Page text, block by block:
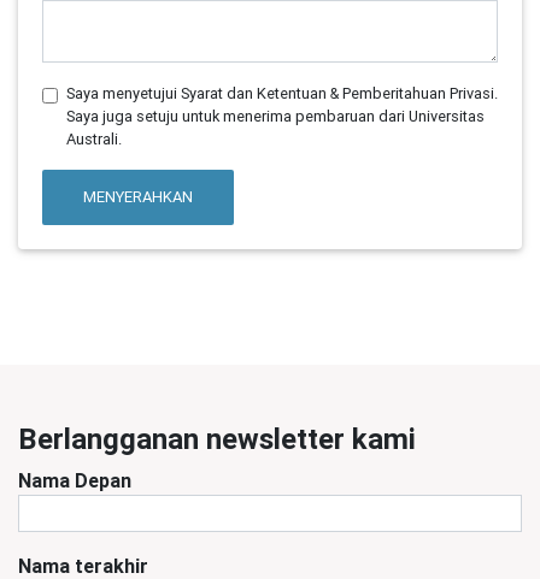
Saya menyetujui Syarat dan Ketentuan & Pemberitahuan Privasi.
Saya juga setuju untuk menerima pembaruan dari Universitas
Australi.
MENYERAHKAN
Berlangganan newsletter kami
Nama Depan
Nama terakhir